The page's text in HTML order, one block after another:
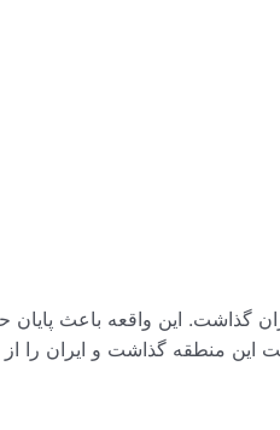
این واقعه باعث
منطقه گذاشت و ایران را از